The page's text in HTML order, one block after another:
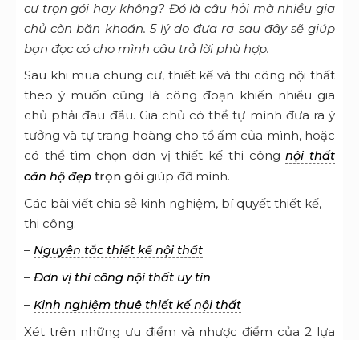
cư trọn gói hay không? Đó là câu hỏi mà nhiều gia
chủ còn băn khoăn. 5 lý do đưa ra sau đây sẽ giúp
bạn đọc có cho mình câu trả lời phù hợp.
Sau khi mua chung cư, thiết kế và thi công nội thất
theo ý muốn cũng là công đoạn khiến nhiều gia
chủ phải đau đầu. Gia chủ có thể tự mình đưa ra ý
tưởng và tự trang hoàng cho tổ ấm của mình, hoặc
có thể tìm chọn đơn vị thiết kế thi côngnội thất
căn hộ đẹp trọn gói giúp đỡ mình.
Các bài viết chia sẻ kinh nghiệm, bí quyết thiết kế,
thi công:
– Nguyên tắc thiết kế nội thất
– Đơn vị thi công nội thất uy tín
– Kinh nghiệm thuê thiết kế nội thất
Xét trên những ưu điểm và nhược điểm của 2 lựa